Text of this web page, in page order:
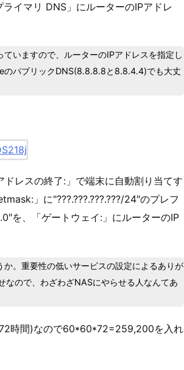
イマリ DNS」にルーターのIPアドレ
いますので、ルーターのIPアドレスを指定し
のパブリックDNS(8.8.8.8と8.8.4.4)でも大丈
レスの終了:」で端末に自動割り当てす
」に"???.???.???.???/24″のプレフ
を、「ゲートウェイ:」にルーターのIP
。重要性の低いサービスの設定によるありが
なので、わざわざNASにやらせる人なんてあ
時間)なので60*60*72=259,200を入れ